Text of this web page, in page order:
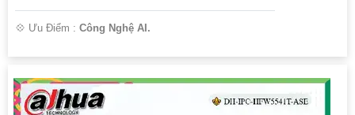
️💠 Ưu Điểm : Công Nghệ AI.